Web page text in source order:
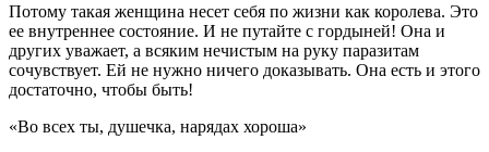
Потому такая женщина несет себя по жизни как королева. Это
ее внутреннее состояние. И не путайте с гордыней! Она и
других уважает, а всяким нечистым на руку паразитам
сочувствует. Ей не нужно ничего доказывать. Она есть и этого
достаточно, чтобы быть!
«Во всех ты, душечка, нарядах хороша»